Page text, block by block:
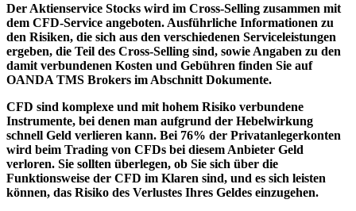
Der Aktienservice Stocks wird im Cross-Selling zusammen mit
dem CFD-Service angeboten. Ausführliche Informationen zu
den Risiken, die sich aus den verschiedenen Serviceleistungen
ergeben, die Teil des Cross-Selling sind, sowie Angaben zu den
damit verbundenen Kosten und Gebühren finden Sie auf
OANDA TMS Brokers im Abschnitt Dokumente.
CFD sind komplexe und mit hohem Risiko verbundene
Instrumente, bei denen man aufgrund der Hebelwirkung
schnell Geld verlieren kann. Bei 76% der Privatanlegerkonten
wird beim Trading von CFDs bei diesem Anbieter Geld
verloren. Sie sollten überlegen, ob Sie sich über die
Funktionsweise der CFD im Klaren sind, und es sich leisten
können, das Risiko des Verlustes Ihres Geldes einzugehen.